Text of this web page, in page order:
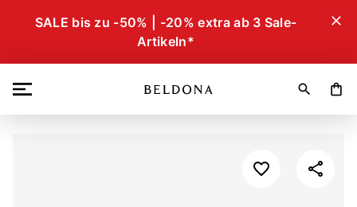
SALE bis zu -50% | -20% extra ab 3 Sale-
Artikeln*
close
search shopping_bag